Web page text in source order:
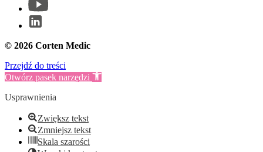
© 2026 Corten Medic
Przejdź do treści
Otwórz pasek narzędzi
Usprawnienia
Zwiększ tekst
Zmniejsz tekst
Skala szarości